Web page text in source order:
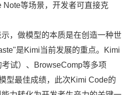
等场景，开发者可直接克
，做模型的本质是在创造一种世
是Kimi当前发展的重点。Kimi
试）、BrowseComp等多项
型最佳成绩，此次Kimi Code的